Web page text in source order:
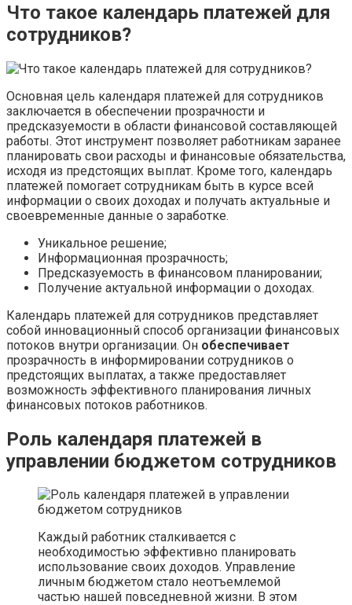
Что такое календарь платежей для
сотрудников?
Основная цель календаря платежей для сотрудников
заключается в обеспечении прозрачности и
предсказуемости в области финансовой составляющей
работы. Этот инструмент позволяет работникам заранее
планировать свои расходы и финансовые обязательства,
исходя из предстоящих выплат. Кроме того, календарь
платежей помогает сотрудникам быть в курсе всей
информации о своих доходах и получать актуальные и
своевременные данные о заработке.
Уникальное решение;
Информационная прозрачность;
Предсказуемость в финансовом планировании;
Получение актуальной информации о доходах.
Календарь платежей для сотрудников представляет
собой инновационный способ организации финансовых
потоков внутри организации. Он обеспечивает
прозрачность в информировании сотрудников о
предстоящих выплатах, а также предоставляет
возможность эффективного планирования личных
финансовых потоков работников.
Роль календаря платежей в
управлении бюджетом сотрудников
Каждый работник сталкивается с
необходимостью эффективно планировать
использование своих доходов. Управление
личным бюджетом стало неотъемлемой
частью нашей повседневной жизни. В этом